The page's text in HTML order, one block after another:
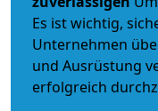
Es ist wichtig,
Unternehmen
und Ausrüstung
erfolgreich